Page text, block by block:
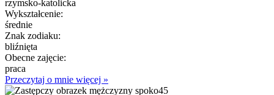
rzymsko-katolicka
Wykształcenie:
średnie
Znak zodiaku:
bliźnięta
Obecne zajęcie:
praca
Przeczytaj o mnie więcej »